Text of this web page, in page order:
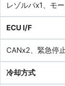
レゾルバx1、モ
ECU I/F
CANx2、緊急停
冷却方式